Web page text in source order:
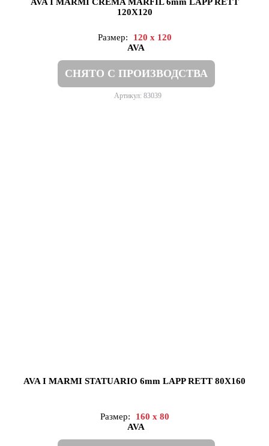
120X120
Размер:
120 x 120
AVA
СНЯТО С ПРОИЗВОДСТВА
Артикул: 83039
AVA I MARMI STATUARIO 6mm LAPP RETT 80X160
Размер:
160 x 80
AVA